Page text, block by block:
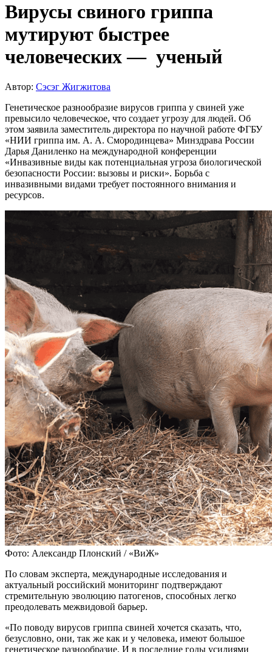
Вирусы свиного гриппа
мутируют быстрее
человеческих — ученый
Автор: Сэсэг Жигжитова
Генетическое разнообразие вирусов гриппа у свиней уже
превысило человеческое, что создает угрозу для людей. Об
этом заявила заместитель директора по научной работе ФГБУ
«НИИ гриппа им. А. А. Смородинцева» Минздрава России
Дарья Даниленко на международной конференции
«Инвазивные виды как потенциальная угроза биологической
безопасности России: вызовы и риски». Борьба с
инвазивными видами требует постоянного внимания и
ресурсов.
Фото: Александр Плонский / «ВиЖ»
По словам эксперта, международные исследования и
актуальный российский мониторинг подтверждают
стремительную эволюцию патогенов, способных легко
преодолевать межвидовой барьер.
«По поводу вирусов гриппа свиней хочется сказать, что,
безусловно, они, так же как и у человека, имеют большое
генетическое разнообразие. И в последние годы усилиями